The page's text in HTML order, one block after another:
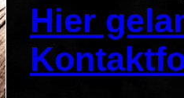
Hier